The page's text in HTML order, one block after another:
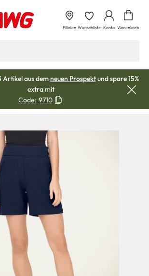
Filialen Wunschliste Konto Warenkorb
Artikel aus demneuen Prospektund spare 15%
extra mit
Code: 9710